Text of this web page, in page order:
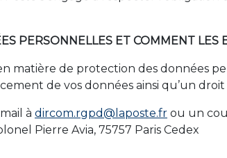
PERSONNELLES ET COMMENT LES
de protection des données
de vos données ainsi qu’un
à dircom.rgpd@laposte.fr ou un
Pierre Avia, 75757 Paris Cedex